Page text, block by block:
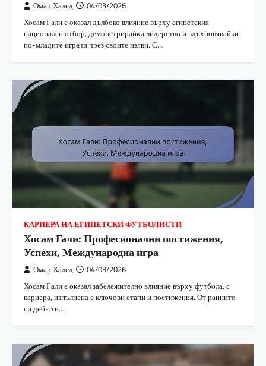
Омар Халед 04/03/2026
Хосам Гали е оказал дълбоко влияние върху египетския
национален отбор, демонстрирайки лидерство и вдъхновявайки
по-младите играчи чрез своите изяви. С…
КАРИЕРА НА ЕГИПЕТСКИ ФУТБОЛИСТИ
Хосам Гали: Професионални постижения,
Успехи, Международна игра
Омар Халед 04/03/2026
Хосам Гали е оказал забележително влияние върху футбола, с
кариера, изпълнена с ключови етапи и постижения. От ранните
си дебюти…